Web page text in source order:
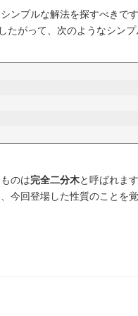
ンプルな解法を探すべきです
たがって、次のようなシンプ
のは完全二分木と呼ばれま
今回登場した性質のことを